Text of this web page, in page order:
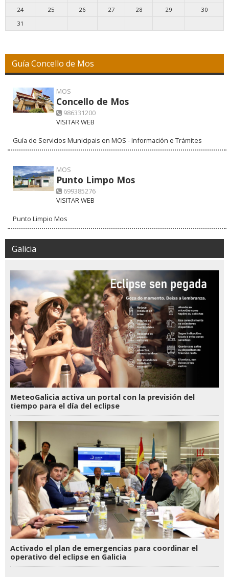
24
25 26 27 28 29
30
31
Guía Concello de Mos
MOS
Concello de Mos
986331200
VISITAR WEB
Guía de Servicios Municipais en MOS - Información e Trámites
MOS
Punto Limpo Mos
699385276
VISITAR WEB
Punto Limpio Mos
Galicia
MeteoGalicia activa un portal con la previsión del
tiempo para el día del eclipse
Activado el plan de emergencias para coordinar el
operativo del eclipse en Galicia